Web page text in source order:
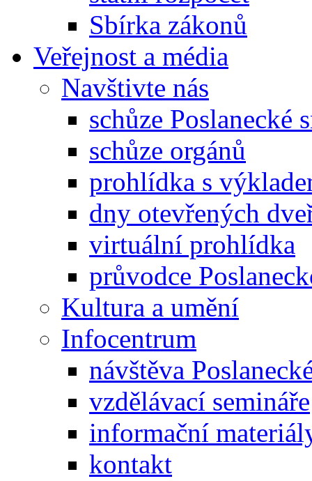
Sbírka zákonů
Veřejnost a média
Navštivte nás
schůze Poslanecké
schůze orgánů
prohlídka s
dny otevřených
virtuální prohlídka
průvodce
Kultura a umění
Infocentrum
návštěva
vzdělávací semináře
informační
kontakt